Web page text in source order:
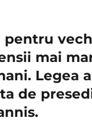
pentru
mai
Legea
de